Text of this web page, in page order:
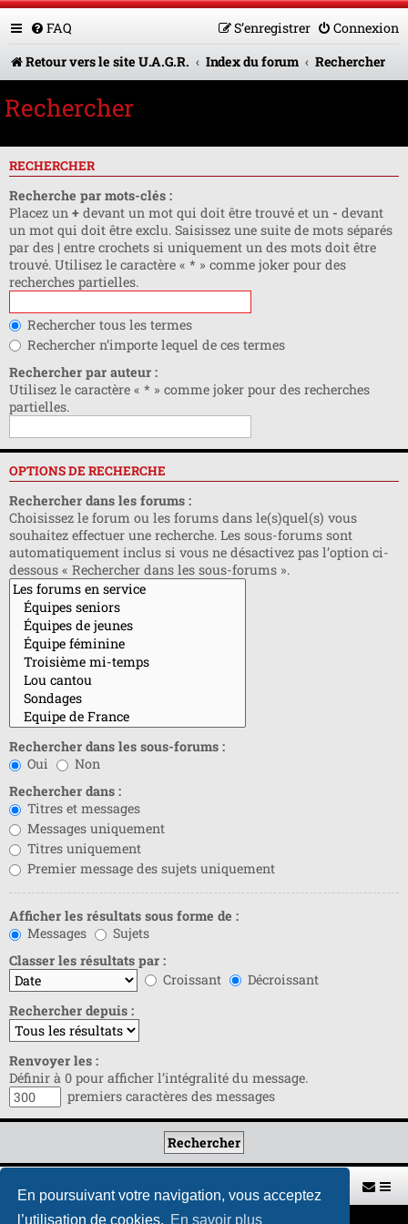
En poursuivant votre navigation, vous acceptez
l’utilisation de cookies. En savoir plus
FAQ Connexion
S’enregistrer
Retour vers le site U.A.G.R.
Index du forum Rechercher
Rechercher
RECHERCHER
Recherche par mots-clés :
Placez un + devant un mot qui doit être trouvé et un - devant
un mot qui doit être exclu. Saisissez une suite de mots séparés
par des | entre crochets si uniquement un des mots doit être
trouvé. Utilisez le caractère « * » comme joker pour des
recherches partielles.
Rechercher tous les termes
Rechercher n’importe lequel de ces termes
Rechercher par auteur :
Utilisez le caractère « * » comme joker pour des recherches
partielles.
OPTIONS DE RECHERCHE
Rechercher dans les forums :
Choisissez le forum ou les forums dans le(s)quel(s) vous
souhaitez effectuer une recherche. Les sous-forums sont
automatiquement inclus si vous ne désactivez pas l’option ci-
dessous « Rechercher dans les sous-forums ».
Rechercher dans les sous-forums :
Oui
Non
Rechercher dans :
Titres et messages
Messages uniquement
Titres uniquement
Premier message des sujets uniquement
Afficher les résultats sous forme de :
Messages
Sujets
Classer les résultats par :
Croissant
Décroissant
Rechercher depuis :
Renvoyer les :
Définir à 0 pour afficher l’intégralité du message.
premiers caractères des messages
Retour vers le site U.A.G.R. Index du forum